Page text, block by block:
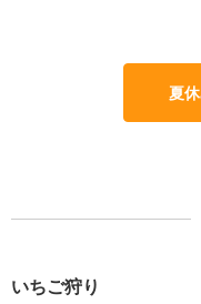
夏
いちご狩り